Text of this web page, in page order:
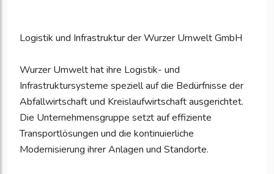
Logistik und Infrastruktur der Wurzer Umwelt GmbH
Wurzer Umwelt hat ihre Logistik- und
Infrastruktursysteme speziell auf die Bedürfnisse der
Abfallwirtschaft und Kreislaufwirtschaft ausgerichtet.
Die Unternehmensgruppe setzt auf effiziente
Transportlösungen und die kontinuierliche
Modernisierung ihrer Anlagen und Standorte.